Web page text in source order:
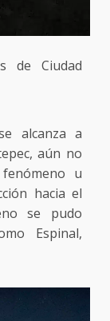
de Ciudad
alcanza a
aún no
u
hacia el
se pudo
Espinal,